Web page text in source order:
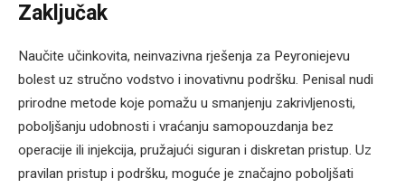
Zaključak
Naučite učinkovita, neinvazivna rješenja za Peyroniejevu
bolest uz stručno vodstvo i inovativnu podršku. Penisal nudi
prirodne metode koje pomažu u smanjenju zakrivljenosti,
poboljšanju udobnosti i vraćanju samopouzdanja bez
operacije ili injekcija, pružajući siguran i diskretan pristup. Uz
pravilan pristup i podršku, moguće je značajno poboljšati